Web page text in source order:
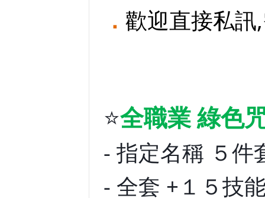
． 歡迎直接私
⭐全職業綠色
- 指定名稱 ５
- 全套 +１５技